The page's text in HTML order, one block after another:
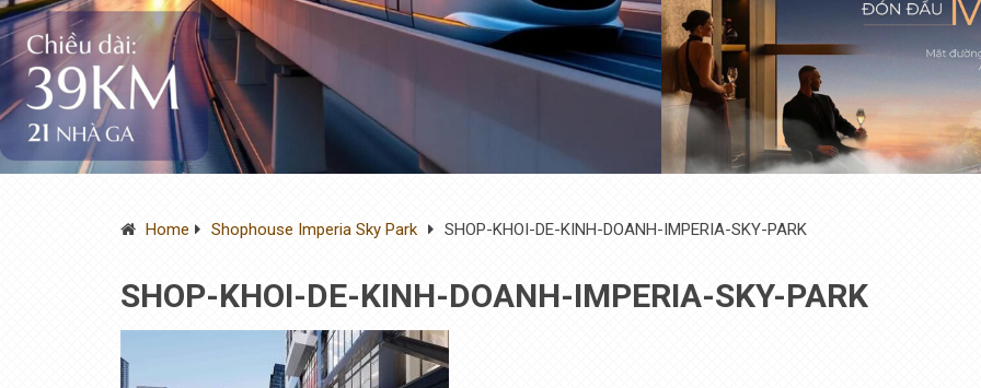
Home Shophouse Imperia Sky Park SHOP-KHOI-DE-KINH-DOANH-IMPERIA-SKY-PARK
SHOP-KHOI-DE-KINH-DOANH-IMPERIA-SKY-PARK